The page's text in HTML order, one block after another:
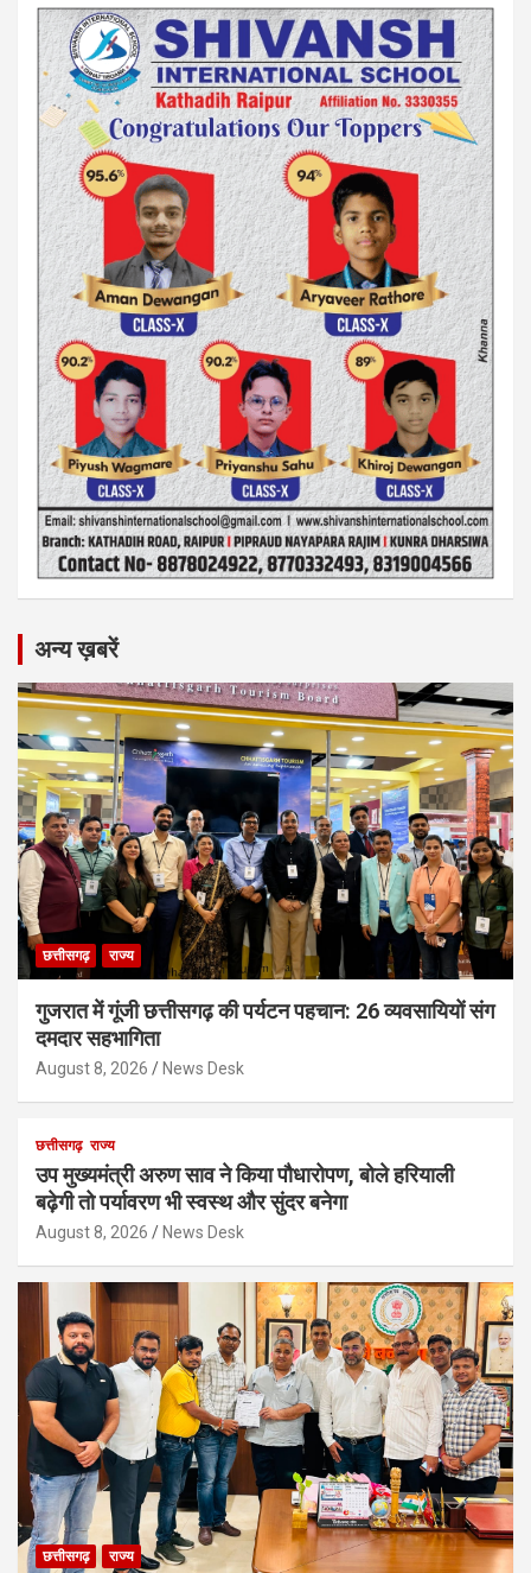
अन्य ख़बरें
छत्तीसगढ़ राज्य
गुजरात में गूंजी छत्तीसगढ़ की पर्यटन पहचान: 26 व्यवसायियों संग
दमदार सहभागिता
August 8, 2026 News Desk
छत्तीसगढ़ राज्य
उप मुख्यमंत्री अरुण साव ने किया पौधारोपण, बोले हरियाली
बढ़ेगी तो पर्यावरण भी स्वस्थ और सुंदर बनेगा
August 8, 2026 News Desk
छत्तीसगढ़ राज्य